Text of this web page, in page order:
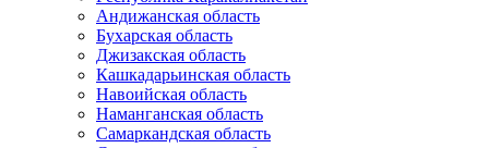
Андижанская область
Бухарская область
Джизакская область
Кашкадарьинская область
Навоийская область
Наманганская область
Самаркандская область